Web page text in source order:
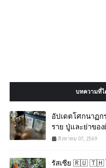
บทความที่
อัปเดตโศกนาฏก
ราย ปู่และย่าของ
สิงหาคม 07, 2569
รัสเซีย 🇷🇺 🇹🇭